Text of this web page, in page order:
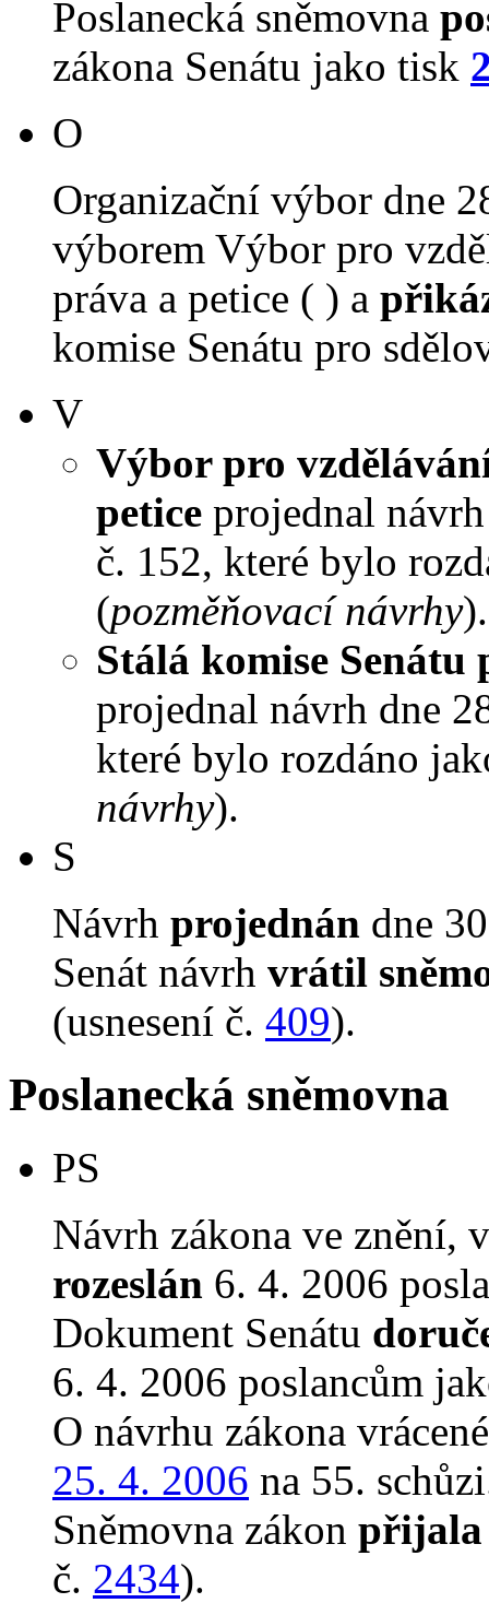
Poslanecká sněmovna
zákona Senátu jako tisk
O
Organizační výbor dne
výborem Výbor pro
práva a petice ( ) a
komise Senátu pro
V
Výbor pro
petice projednal
č. 152, které bylo
(pozměňovací návrhy).
Stálá komise
projednal návrh dne
které bylo rozdáno
návrhy).
S
Návrh projednán dne
Senát návrh vrátil
(usnesení č. 409).
Poslanecká sněmovna
PS
Návrh zákona ve znění,
rozeslán 6. 4. 2006
Dokument Senátu
6. 4. 2006 poslancům
O návrhu zákona
25. 4. 2006 na 55.
Sněmovna zákon přijala
č. 2434).